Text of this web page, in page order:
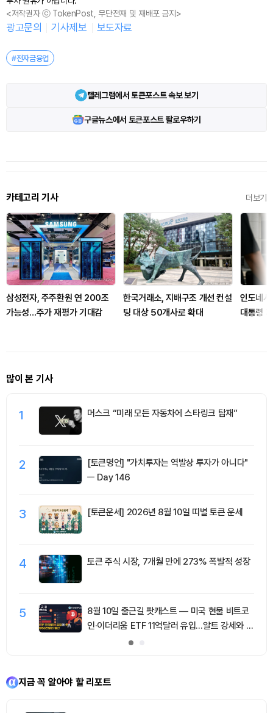
<저작권자 ⓒ TokenPost, 무단전재 및 재배포 금지>
광고문의 기사제보 보도자료
#전자금융업
텔레그램에서 토큰포스트 속보 보기
구글뉴스에서 토큰포스트 팔로우하기
카테고리 기사 더보기
삼성전자, 주주환원 연 200조
가능성…주가 재평가 기대감
한국거래소, 지배구조 개선 컨설
팅 대상 50개사로 확대
인도네
대통령
많이 본 기사
1 머스크 “미래 모든 자동차에 스타링크 탑재”
2
[토큰명언] "가치투자는 역발상 투자가 아니다"
ㅡ Day 146
3 [토큰운세] 2026년 8월 10일 띠별 토큰 운세
4 토큰 주식 시장, 7개월 만에 273% 폭발적 성장
5
8월 10일 출근길 팟캐스트 — 미국 현물 비트코
인·이더리움 ETF 11억달러 유입…알트 강세와 숏
지금 꼭 알아야 할 리포트